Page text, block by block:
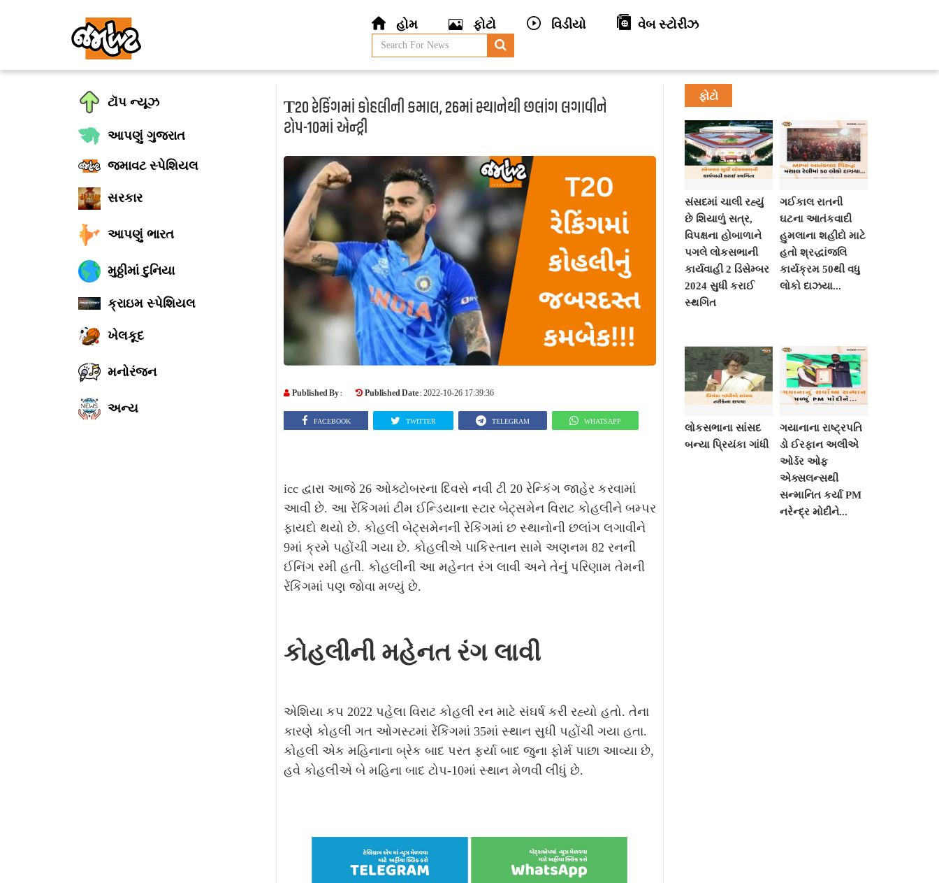
હોમ ફોટો વિડીયો વેબ સ્ટોરીઝ
ટૉપ ન્યૂઝ
આપણું ગુજરાત
જમાવટ સ્પેશિયલ
સરકાર
આપણું ભારત
મુઠ્ઠીમાં દુનિયા
ક્રાઇમ સ્પેશિયલ
ખેલકૂદ
મનોરંજન
અન્ય
T20 રેકિંગમાં કોહલીની કમાલ, 26માં સ્થાનેથી છલાંગ લગાવીને
ટોપ-10માં એન્ટ્રી
Published By : Published Date : 2022-10-26 17:39:36
FACEBOOK TWITTER TELEGRAM WHATSAPP
icc દ્વારા આજે 26 ઓક્ટોબરના દિવસે નવી ટી 20 રેન્કિંગ જાહેર કરવામાં
આવી છે. આ રેંકિંગમાં ટીમ ઈન્ડિયાના સ્ટાર બેટ્સમેન વિરાટ કોહલીને બમ્પર
ફાયદો થયો છે. કોહલી બેટ્સમેનની રેકિંગમાં છ સ્થાનોની છલાંગ લગાવીને
9માં ક્રમે પહોંચી ગયા છે. કોહલીએ પાકિસ્તાન સામે અણનમ 82 રનની
ઈનિંગ રમી હતી. કોહલીની આ મહેનત રંગ લાવી અને તેનું પરિણામ તેમની
રેંકિંગમાં પણ જોવા મળ્યું છે.
કોહલીની મહેનત રંગ લાવી
એશિયા કપ 2022 પહેલા વિરાટ કોહલી રન માટે સંઘર્ષ કરી રહ્યો હતો. તેના
કારણે કોહલી ગત ઓગસ્ટમાં રેંકિંગમાં 35માં સ્થાન સુધી પહોંચી ગયા હતા.
કોહલી એક મહિનાના બ્રેક બાદ પરત ફર્યા બાદ જુના ફોર્મ પાછા આવ્યા છે,
હવે કોહલીએ બે મહિના બાદ ટોપ-10માં સ્થાન મેળવી લીધું છે.
ફોટો
સંસદમાં ચાલી રહ્યું
છે શિયાળું સત્ર,
વિપક્ષના હોબાળાને
પગલે લોકસભાની
કાર્યવાહી 2 ડિસેમ્બર
2024 સુધી કરાઈ
સ્થગિત
ગઈકાલ રાતની
ઘટના આતંકવાદી
હુમલાના શહીદો માટે
હતો શ્રદ્ધાંજલિ
કાર્યક્રમ 50થી વધુ
લોકો દાઝયા...
લોકસભાના સાંસદ
બન્યા પ્રિયંકા ગાંધી
ગયાનાના રાષ્ટ્રપતિ
ડો ઈરફાન અલીએ
ઓર્ડર ઓફ
એક્સલન્સથી
સન્માનિત કર્યા PM
નરેન્દ્ર મોદીને...